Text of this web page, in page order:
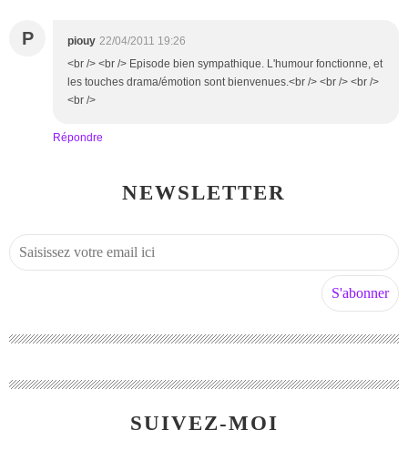
P piouy 22/04/2011 19:26
<br /> <br /> Episode bien sympathique. L'humour fonctionne, et
les touches drama/émotion sont bienvenues.<br /> <br /> <br />
<br />
Répondre
NEWSLETTER
SUIVEZ-MOI